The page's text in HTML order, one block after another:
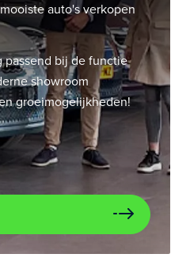
auto's verkopen
passend bij de functie
showroom
groeimogelijkheden!